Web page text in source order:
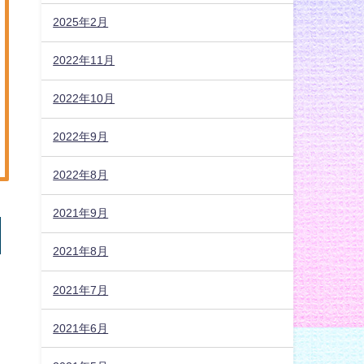
2025年2月
2022年11月
2022年10月
2022年9月
2022年8月
2021年9月
2021年8月
2021年7月
2021年6月